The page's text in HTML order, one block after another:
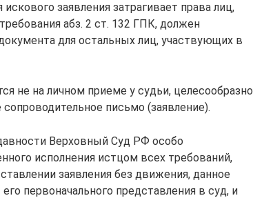
заявления затрагивает права лиц,
абз. 2 ст. 132 ГПК, должен
для остальных лиц, участвующих в
не на личном приеме у судьи, целесообразно
письмо (заявление).
Верховный Суд РФ особо
исполнения истцом всех требований,
заявления без движения, данное
первоначального представления в суд, и